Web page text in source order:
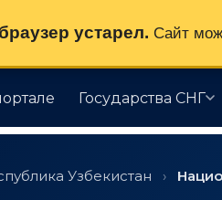
Государства СНГ
Узбекистан ›
устарел. Сайт